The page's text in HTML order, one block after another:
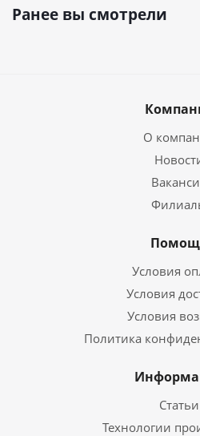
Ранее вы смотрели
О
Условия
Условия
Условия
Политика
Статьи
Технологии